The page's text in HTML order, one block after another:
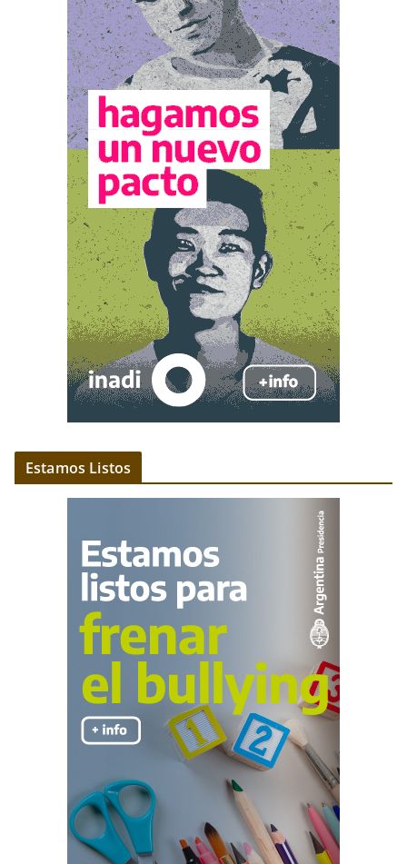
Estamos Listos